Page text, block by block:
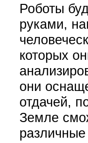
Роботы
руками,
которых
они
отдачей,
Земле